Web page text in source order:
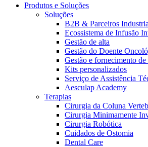
Catálogo de Produtos
Encontre o produto que procura.
da B. Braun com o nosso portfólio
Centro de Inovação
Vamos impulsionar juntos a inovação
Produtos e Soluções
Soluções
B2B & Parceiros
Ecossistema de Infusão
Gestão de alta
Gestão do Doente
Gestão e fornecimento
Kits personalizados
Serviço de Assistência
Aesculap Academy
Terapias
Cirurgia da Coluna
Cirurgia Minimamente
Cirurgia Robótica
Cuidados de Ostomia
Dental Care